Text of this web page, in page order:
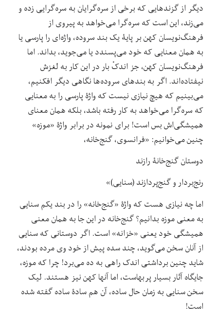
دیگر از گزندهایی که برخی از سره‌گرایان به سره‌گرایی زده و
می‌زند، این است که سره‌گرا می‌خواهد به پیروی از
فرهنگ‌نویسان کهن بر پایۀ یک بند سروده، واژه‌ای را پارسی یا
به همان معنایی که خود می‌پسندد یا می‌جوید، بداند. اما
فرهنگ‌نویسان کهن، جز اندکْ بار در این کار به لغزش
نیفتاده‌اند. اگر به بندهای سروده‌ها نگاهی دیگر افکنیم،
می‌بینیم که هیچ نیازی نیست که واژۀ پارسی را به معنایی
که سره‌گرا می‌خواهد به کار رفته باشد، بلکه همان معنای
همیشگی‌اش بس است! برای نمونه در برابر واژۀ «موزه»
چنین می‌خوانیم: «فرانسوی، گنج‌خانه،
دوستان گنج‌خانۀ رازند
رنج‌بردار و گنج‌پردازند (سنایی)»
اما چه نیازی هست که واژۀ «گنج‌خانه» را در بند یکم سنایی
به معنی موزه بدانیم؟ گنج‌خانه در این جا به همان معنی
همیشگی خود یعنی «خزانه» است. اگر دوستانی که سنایی
از آنان سخن می‌گوید، چند سده پیش از خود وی مرده بودند،
شاید چنین برداشتی اندک راهی به ده می‌برد! چرا که موزه،
جایگاه آثار بسیار پربهاست، اما آنها کهن نیز هستند. لیک
سخن سنایی به زمان حال ساده، آن هم سادۀ ساده گفته شده
است!